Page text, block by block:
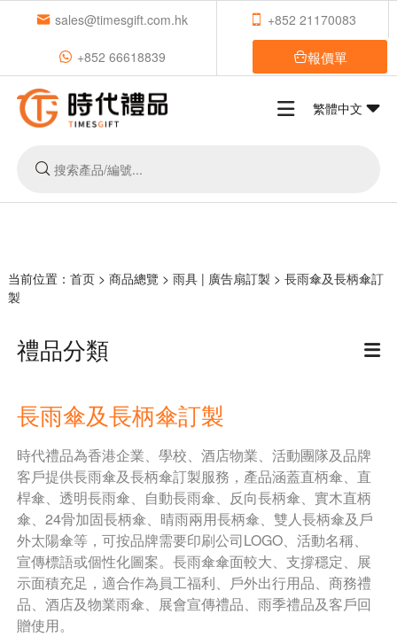
sales@timesgift.com.hk +852 21170083
+852 66618839 報價單
繁體中文
当前位置： 首页> 商品總覽 > 雨具 | 廣告扇訂製 > 長雨傘及長柄傘訂
製
禮品分類
長雨傘及長柄傘訂製
時代禮品為香港企業、學校、酒店物業、活動團隊及品牌
客戶提供長雨傘及長柄傘訂製服務，產品涵蓋直柄傘、直
桿傘、透明長雨傘、自動長雨傘、反向長柄傘、實木直柄
傘、24骨加固長柄傘、晴雨兩用長柄傘、雙人長柄傘及戶
外太陽傘等，可按品牌需要印刷公司LOGO、活動名稱、
宣傳標語或個性化圖案。長雨傘傘面較大、支撐穩定、展
示面積充足，適合作為員工福利、戶外出行用品、商務禮
品、酒店及物業雨傘、展會宣傳禮品、雨季禮品及客戶回
贈使用。